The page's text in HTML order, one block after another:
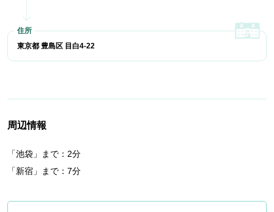
東京都 豊島区 目白4-22
周辺情報
「池袋」まで：2分
「新宿」まで：7分